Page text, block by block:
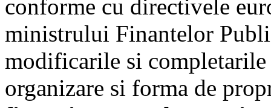
conforme cu directivele
ministrului Finantelor
modificarile si
organizare si forma de